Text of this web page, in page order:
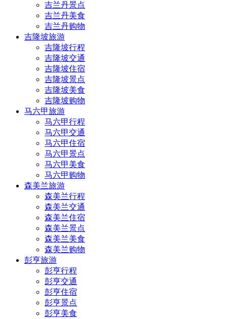
吉兰丹景点
吉兰丹美食
吉兰丹购物
吉隆坡旅游
吉隆坡行程
吉隆坡交通
吉隆坡住宿
吉隆坡景点
吉隆坡美食
吉隆坡购物
马六甲旅游
马六甲行程
马六甲交通
马六甲住宿
马六甲景点
马六甲美食
马六甲购物
森美兰旅游
森美兰行程
森美兰交通
森美兰住宿
森美兰景点
森美兰美食
森美兰购物
彭亨旅游
彭亨行程
彭亨交通
彭亨住宿
彭亨景点
彭亨美食